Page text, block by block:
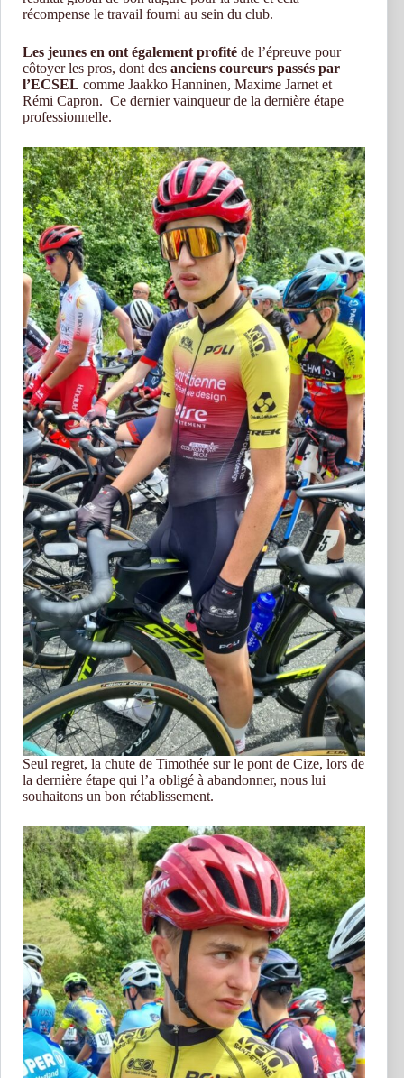
récompense le travail fourni au sein du club.
Les jeunes en ont également profité de l’épreuve pour
côtoyer les pros, dont des anciens coureurs passés par
l’ECSEL comme Jaakko Hanninen, Maxime Jarnet et
Rémi Capron. Ce dernier vainqueur de la dernière étape
professionnelle.
Seul regret, la chute de Timothée sur le pont de Cize, lors de
la dernière étape qui l’a obligé à abandonner, nous lui
souhaitons un bon rétablissement.